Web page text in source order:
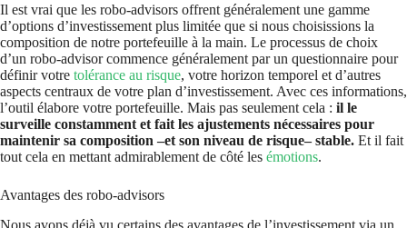
Il est vrai que les robo-advisors offrent généralement une gamme
d’options d’investissement plus limitée que si nous choisissions la
composition de notre portefeuille à la main. Le processus de choix
d’un robo-advisor commence généralement par un questionnaire pour
définir votre tolérance au risque, votre horizon temporel et d’autres
aspects centraux de votre plan d’investissement. Avec ces informations,
l’outil élabore votre portefeuille. Mais pas seulement cela : il le
surveille constamment et fait les ajustements nécessaires pour
maintenir sa composition –et son niveau de risque– stable. Et il fait
tout cela en mettant admirablement de côté les émotions.
Avantages des robo-advisors
Nous avons déjà vu certains des avantages de l’investissement via un